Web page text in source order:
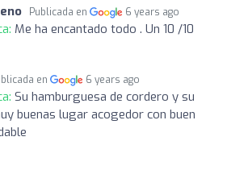
Publicada en 6 years ago
Me ha encantado todo . Un 10 /10
en 6 years ago
Su hamburguesa de cordero y su
buenas lugar acogedor con buen